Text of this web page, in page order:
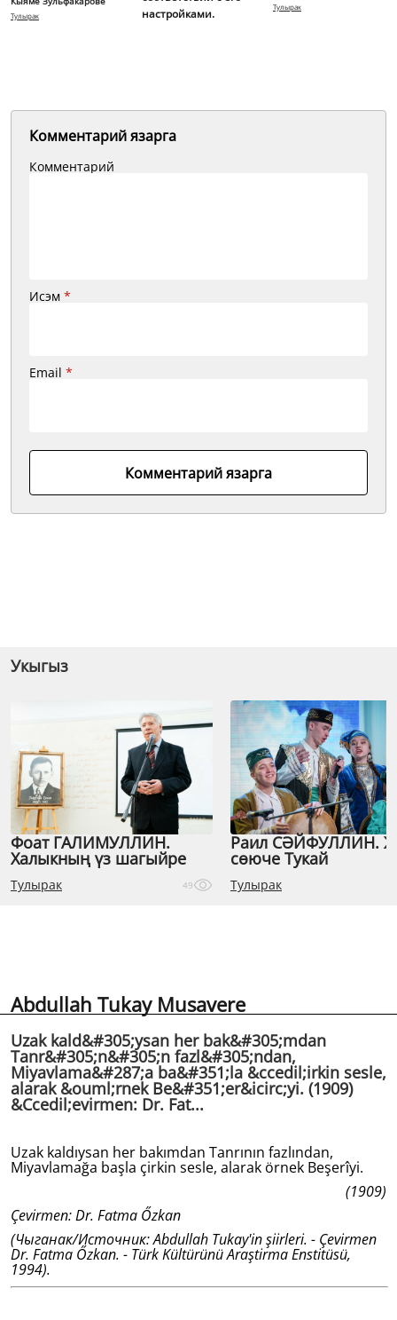
Тулырак
настройками.
Тулырак
Комментарий язарга
Комментарий
Исэм *
Email *
Комментарий язарга
Укыгыз
Фоат ГАЛИМУЛЛИН.
Халыкның үз шагыйре
Тулырак 49
Раил СӘЙФУЛЛИН.
сөюче Тукай
Тулырак
Abdullah Tukay Musavere
Uzak kald&#305;ysan her bak&#305;mdan
Tanr&#305;n&#305;n fazl&#305;ndan,
Miyavlama&#287;a ba&#351;la &ccedil;irkin sesle,
alarak &ouml;rnek Be&#351;er&icirc;yi. (1909)
&Ccedil;evirmen: Dr. Fat...
Uzak kaldıysan her bakımdan Tanrının fazlından,
Miyavlamağa başla çirkin sesle, alarak örnek Beşerîyi.
(1909)
Çevirmen: Dr. Fatma Őzkan
(Чыганак/Источник: Abdullah Tukay'in şiirleri. - Çevirmen
Dr. Fatma Őzkan. - Türk Kültürünü Araştirma Enstitüsü,
1994).